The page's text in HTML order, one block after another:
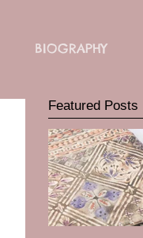
BIOGRAPHY
Featured Posts